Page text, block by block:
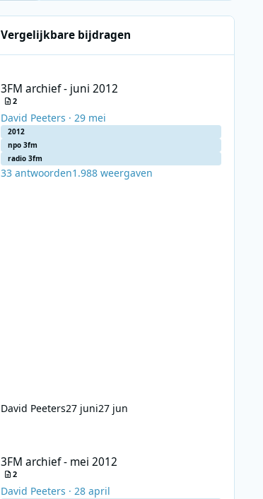
Vergelijkbare bijdragen
3FM archief - juni 2012
2
David Peeters · 29 mei
2012
npo 3fm
radio 3fm
33 antwoorden1.988 weergaven
David Peeters27 juni27 jun
3FM archief - mei 2012
2
David Peeters · 28 april